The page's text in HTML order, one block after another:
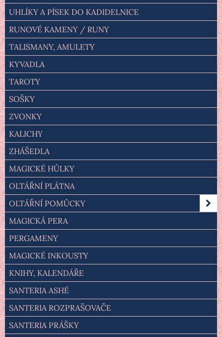
UHLÍKY A PÍSEK DO KADIDELNICE
RUNOVÉ KAMENY / RUNY
TALISMANY, AMULETY
KYVADLA
TAROTY
SOŠKY
ZVONKY
KALICHY
ZHÁŠEDLA
MAGICKÉ HŮLKY
OLTÁŘNÍ PLÁTNA
OLTÁŘNÍ POMŮCKY
MAGICKÁ PERA
PERGAMENY
MAGICKÉ INKOUSTY
KNIHY, KALENDÁŘE
SANTERIA ASHÉ
SANTERIA ROZPRAŠOVAČE
SANTERIA PRÁŠKY